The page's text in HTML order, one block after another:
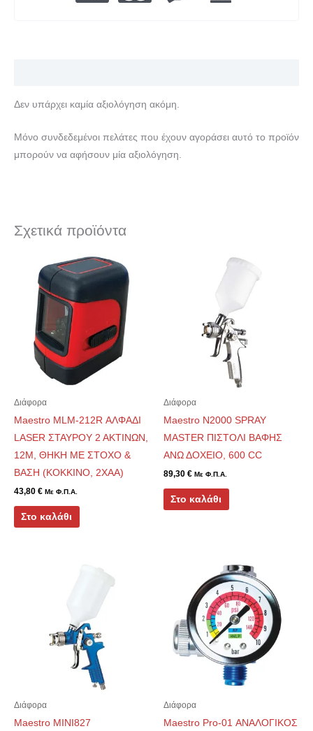
Δεν υπάρχει καμία αξιολόγηση ακόμη.
Μόνο συνδεδεμένοι πελάτες που έχουν αγοράσει αυτό το προϊόν
μπορούν να αφήσουν μία αξιολόγηση.
Σχετικά προϊόντα
Διάφορα
Maestro MLM-212R ΑΛΦΑΔΙ
LASER ΣΤΑΥΡΟΥ 2 ΑΚΤΙΝΩΝ,
12M, ΘΗΚΗ ΜΕ ΣΤΟΧΟ &
ΒΑΣΗ (ΚΟΚΚΙΝΟ, 2ΧΑΑ)
43,80 € Με Φ.Π.Α.
Στο καλάθι
Διάφορα
Maestro N2000 SPRAY
MASTER ΠΙΣΤΟΛΙ ΒΑΦΗΣ
ΑΝΩ ΔΟΧΕΙΟ, 600 CC
89,30 € Με Φ.Π.Α.
Στο καλάθι
Διάφορα
Maestro MINI827
Διάφορα
Maestro Pro-01 ΑΝΑΛΟΓΙΚΟΣ